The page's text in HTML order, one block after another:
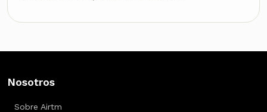
Nosotros
Sobre Airtm